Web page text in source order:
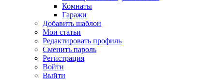
Комнаты
Гаражи
Добавить шаблон
Мои статьи
Редактировать профиль
Сменить пароль
Регистрация
Войти
Выйти